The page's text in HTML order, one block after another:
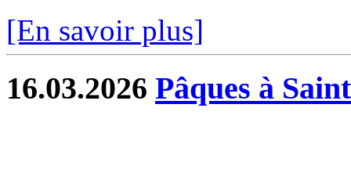
[En savoir plus]
16.03.2026 Pâques à